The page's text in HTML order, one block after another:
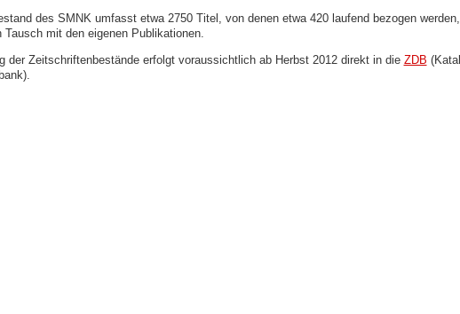
des SMNK umfasst etwa 2750 Titel, von denen etwa 420 laufend bezogen
Tausch mit den eigenen Publikationen.
der Zeitschriftenbestände erfolgt voraussichtlich ab Herbst 2012 direkt in die ZDB